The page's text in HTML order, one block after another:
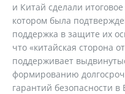
и Китай сделали
котором была
поддержка в защите их
что «китайская сторона
поддерживает
формированию
гарантий безопасности в